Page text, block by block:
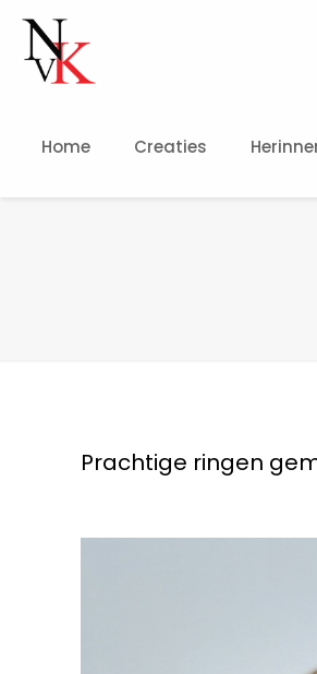
Home Creaties
Prachtige ringen